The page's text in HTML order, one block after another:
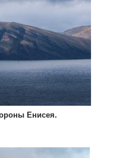
Енисея.